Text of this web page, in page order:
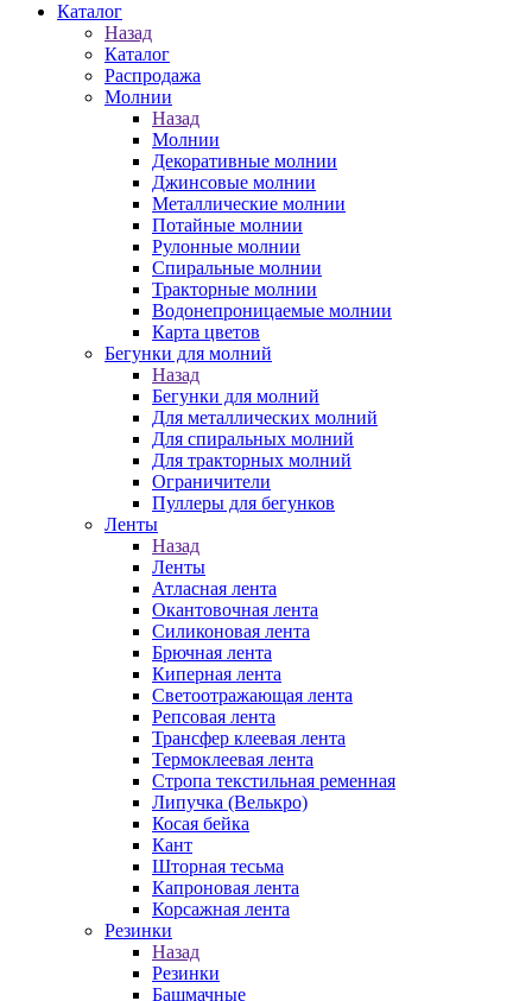
Каталог
Назад
Каталог
Распродажа
Молнии
Назад
Молнии
Декоративные молнии
Джинсовые молнии
Металлические молнии
Потайные молнии
Рулонные молнии
Спиральные молнии
Тракторные молнии
Водонепроницаемые молнии
Карта цветов
Бегунки для молний
Назад
Бегунки для молний
Для металлических молний
Для спиральных молний
Для тракторных молний
Ограничители
Пуллеры для бегунков
Ленты
Назад
Ленты
Атласная лента
Окантовочная лента
Силиконовая лента
Брючная лента
Киперная лента
Светоотражающая лента
Репсовая лента
Трансфер клеевая лента
Термоклеевая лента
Стропа текстильная ременная
Липучка (Велькро)
Косая бейка
Кант
Шторная тесьма
Капроновая лента
Корсажная лента
Резинки
Назад
Резинки
Башмачные